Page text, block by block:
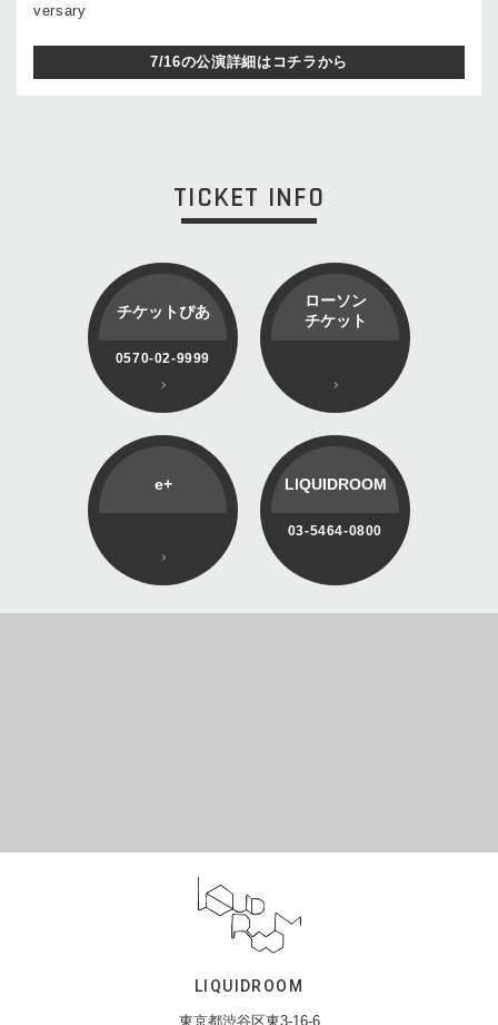
versary
7/16の公演詳細はコチラから
TICKET INFO
チケットぴあ
0570-02-9999
ローソン
チケット
e+ LIQUIDROOM
03-5464-0800
LIQUIDROOM
東京都渋谷区東3-16-6